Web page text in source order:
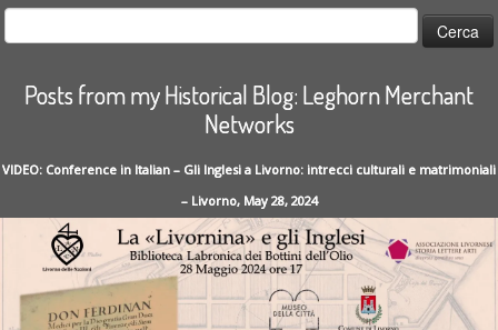
Ricerca
per:
Posts from my Historical Blog: Leghorn Merchant
Networks
VIDEO: Conference in Italian – Gli Inglesi a Livorno: intrecci culturali e matrimoniali
– Livorno, May 28, 2024